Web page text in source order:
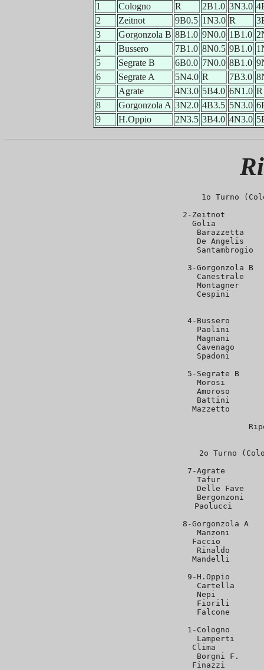
1
Cologno R 2B1.0 3N3.0
2
Zeitnot 9B0.5 1N3.0 R
3
Gorgonzola B 8B1.0 9N0.0 1B1.0
4
Bussero 7B1.0 8N0.5 9B1.0
5
Segrate B 6B0.0 7N0.0 8B1.0
6
Segrate A 5N4.0 R 7B3.0
7
Agrate 4N3.0 5B4.0 6N1.0 R
8
Gorgonzola A 3N2.0 4B3.5 5N3.0
9
H.Oppio 2N3.5 3B4.0 4N3.0
1o Turno
2-Zeitnot
Golia
Barazzetta
De Angelis
Santambrogio
3-Gorgonzola
Canestrale
Montagner
Cespini
4-Bussero
Paolini
Magnani
Cavenago
Spadoni
5-Segrate B
Morosi
Amoroso
Battini
Mazzetto
2o Turno
7-Agrate
Tafur
Delle Fave
Bergonzoni
Paolucci
8-Gorgonzola
Manzoni
Faccio
Rinaldo
Mandelli
9-H.Oppio
Cartella
Nepi
Fiorili
Falcone
1-Cologno
Lamperti
Clima
Borgni F.
Finazzi